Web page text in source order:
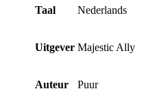
Taal Nederlands
Uitgever Majestic Ally
Auteur Puur